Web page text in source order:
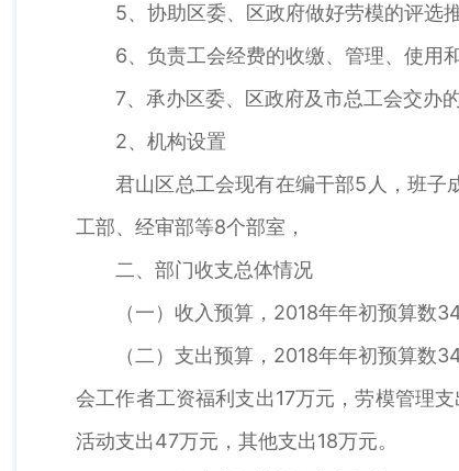
5、协助区委、区政府做好劳模的评选
6、负责工会经费的收缴、管理、使用
7、承办区委、区政府及市总工会交办
2、机构设置
君山区总工会现有在编干部5人，班子
工部、经审部等8个部室，
二、部门收支总体情况
（一）收入预算，2018年年初预算数
（二）支出预算，2018年年初预算
会工作者工资福利支出17万元，劳模管理
活动支出47万元，其他支出18万元。